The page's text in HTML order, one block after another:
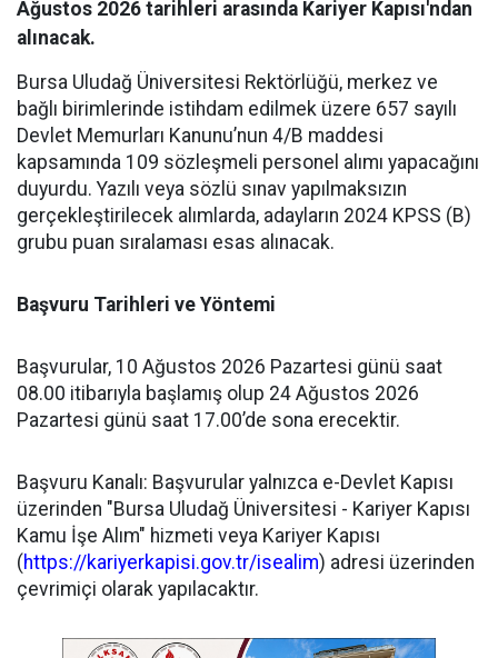
Ağustos 2026 tarihleri arasında Kariyer Kapısı'ndan
alınacak.
​Bursa Uludağ Üniversitesi Rektörlüğü, merkez ve
bağlı birimlerinde istihdam edilmek üzere 657 sayılı
Devlet Memurları Kanunu’nun 4/B maddesi
kapsamında 109 sözleşmeli personel alımı yapacağını
duyurdu. Yazılı veya sözlü sınav yapılmaksızın
gerçekleştirilecek alımlarda, adayların 2024 KPSS (B)
grubu puan sıralaması esas alınacak.
Başvuru Tarihleri ve Yöntemi
​Başvurular, 10 Ağustos 2026 Pazartesi günü saat
08.00 itibarıyla başlamış olup 24 Ağustos 2026
Pazartesi günü saat 17.00’de sona erecektir.
​Başvuru Kanalı: Başvurular yalnızca e-Devlet Kapısı
üzerinden "Bursa Uludağ Üniversitesi - Kariyer Kapısı
Kamu İşe Alım" hizmeti veya Kariyer Kapısı
(https://kariyerkapisi.gov.tr/isealim) adresi üzerinden
çevrimiçi olarak yapılacaktır.